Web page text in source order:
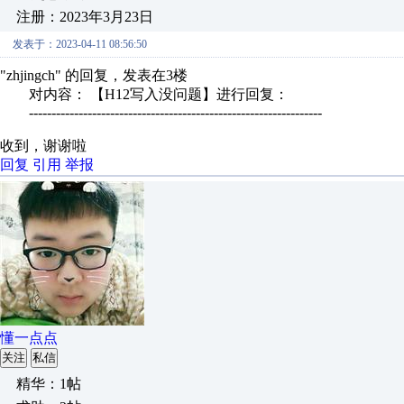
注册：2023年3月23日
发表于：2023-04-11 08:56:50
"zhjingch" 的回复，发表在3楼
对内容： 【H12写入没问题】进行回复：
-----------------------------------------------------------------
收到，谢谢啦
回复 引用 举报
懂一点点
关注 私信
精华：1帖